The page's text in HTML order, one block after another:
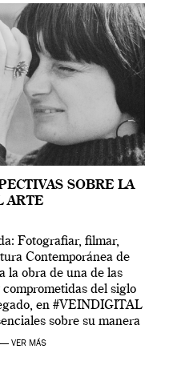
SOBRE LA
ARTE
Fotografiar, filmar,
Contemporánea de
la obra de una de las
del siglo
en #VEINDIGITAL
sobre su manera
el arte contemporáneo.
— VER MÁS